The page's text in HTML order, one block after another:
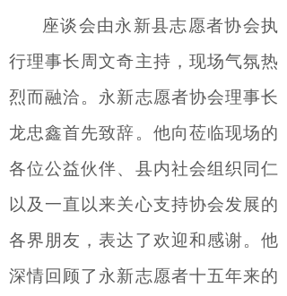
座谈会由永新县志愿者协会执
行理事长周文奇主持， 现场气氛热
烈而融洽。永新志愿者协会理事长
龙忠鑫首先致辞 。 他向莅临现场的
各位公益伙伴、县内社会组织同仁
以及一直以来关心支持协会发展的
各界朋友，表达了欢迎和感谢。他
深情回顾了永新志愿者十五年来的